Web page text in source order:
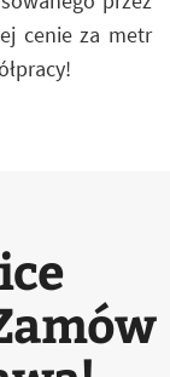
cenie za metr